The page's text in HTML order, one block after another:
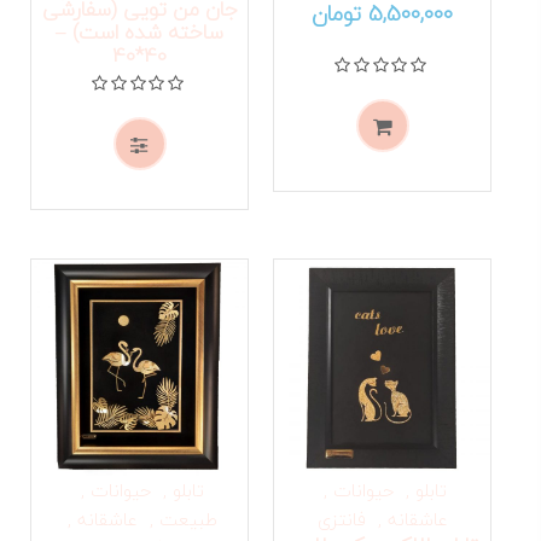
5,500,000 تومان
نمره0از 5
جان من تویی (سفارشی
ساخته شده است) –
40*40
نمره0از 5
تابلو
حیوانات
عاشقانه
فانتزی
تابلو
حیوانات
طبیعت
عاشقانه